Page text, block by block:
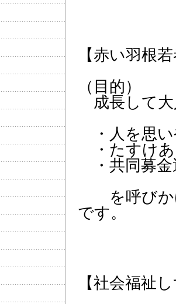
【赤い羽根
（目的）
成長して大
・人を思い
・たすけあ
・共同募
を呼びか
です。
【社会福祉